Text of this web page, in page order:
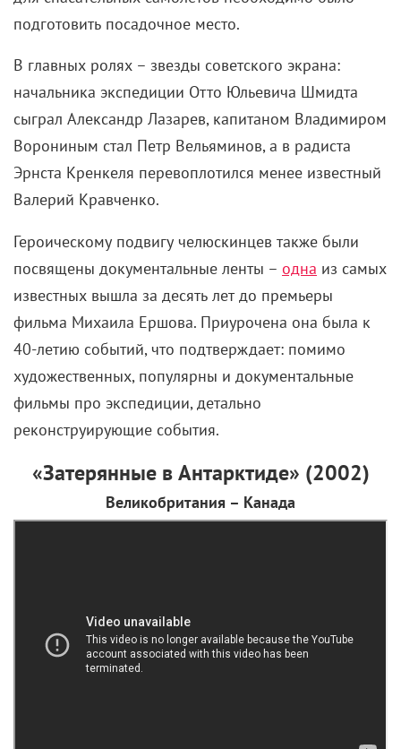
Еще одна картина, посвященная трагедии,
развернувшийся на ледяных безмолвных
просторах. Снова люди, снова неисправное судно,
снова глыбы замерзшей воды – на этот раз
события разворачиваются в 1934 году.
Ледокольный пароход «Челюскин» был раздавлен
и затонул в Чукотском море, а более ста человек
экипажа были вынуждены около двух месяцев
летчики. Чтобы отвлечься от дурных мыслей и
справиться с отчаянием, люди пытались наладить
подготовить посадочное место.
В главных ролях – звезды советского экрана: